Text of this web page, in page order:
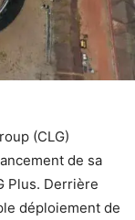
(CLG)
de sa
Plus. Derrière
déploiement de